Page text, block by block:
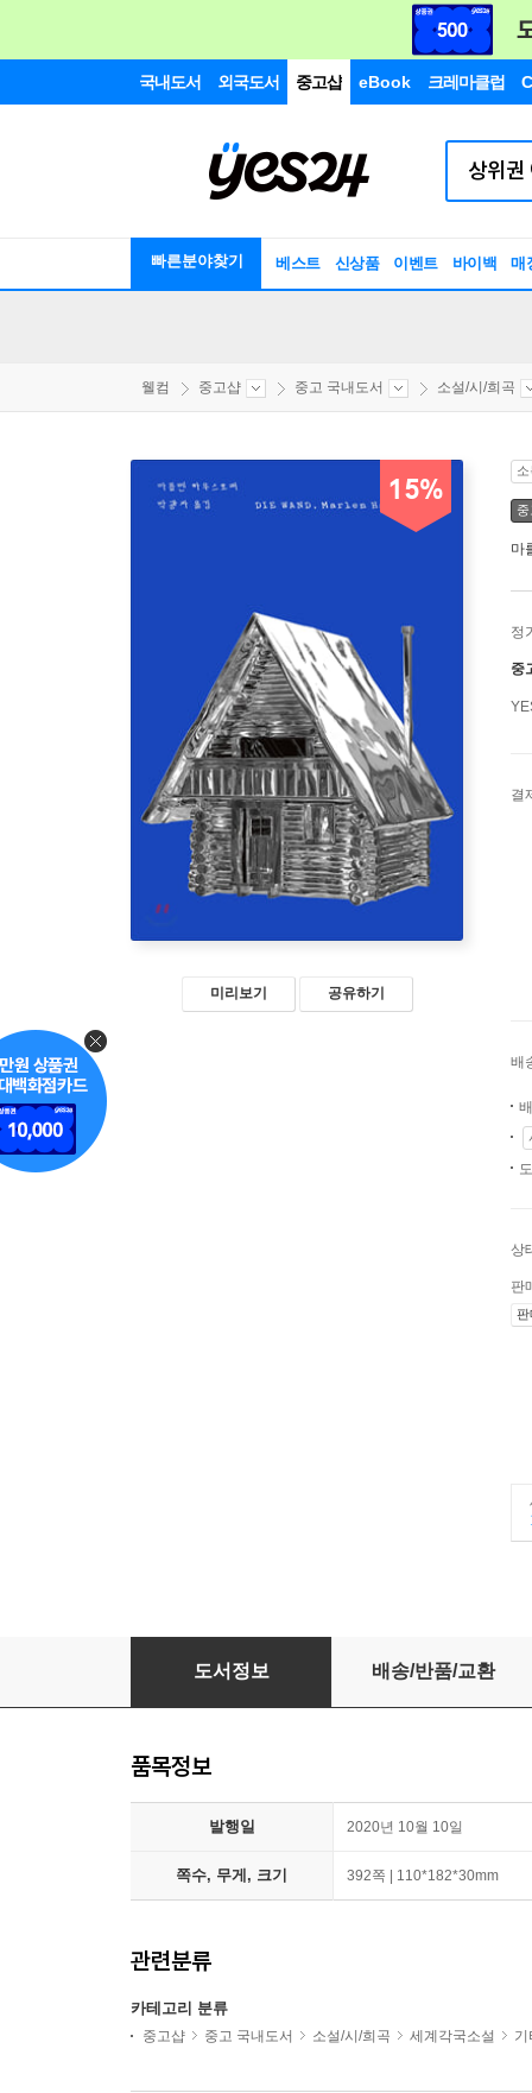
국내도서 외국도서 중고샵 eBook 크레마클럽
빠른분야찾기 베스트 신상품 이벤트 바이백 매
웰컴 중고샵 중고 국내도서 소설/시/희곡
15%
미리보기 공유하기
마
정
중
결
배
상
판
판
벽(반양장)
도서정보 배송/반품/교환
품목정보
발행일 2020년 10월 10일
쪽수, 무게, 크기 392쪽 | 110*182*30mm
관련분류
카테고리 분류
중고샵 중고 국내도서 소설/시/희곡 세계각국소설 기